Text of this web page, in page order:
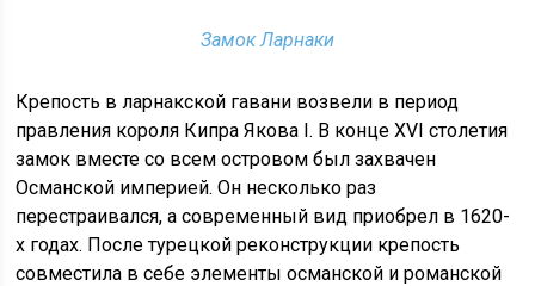
Замок Ларнаки
Крепость в ларнакской гавани возвели в период
правления короля Кипра Якова I. В конце XVI столетия
замок вместе со всем островом был захвачен
Османской империей. Он несколько раз
перестраивался, а современный вид приобрел в 1620-
х годах. После турецкой реконструкции крепость
совместила в себе элементы османской и романской